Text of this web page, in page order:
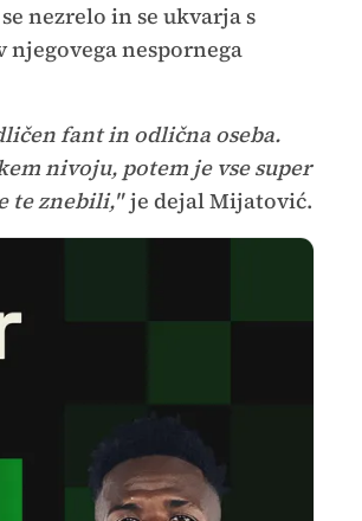
nezrelo in se ukvarja s
nespornega
fant in odlična oseba.
nivoju, potem je vse super
te znebili,"je dejal Mijatović.